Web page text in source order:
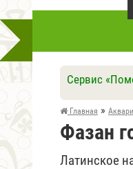
Сервис
Главная »
Фазан
Латинское